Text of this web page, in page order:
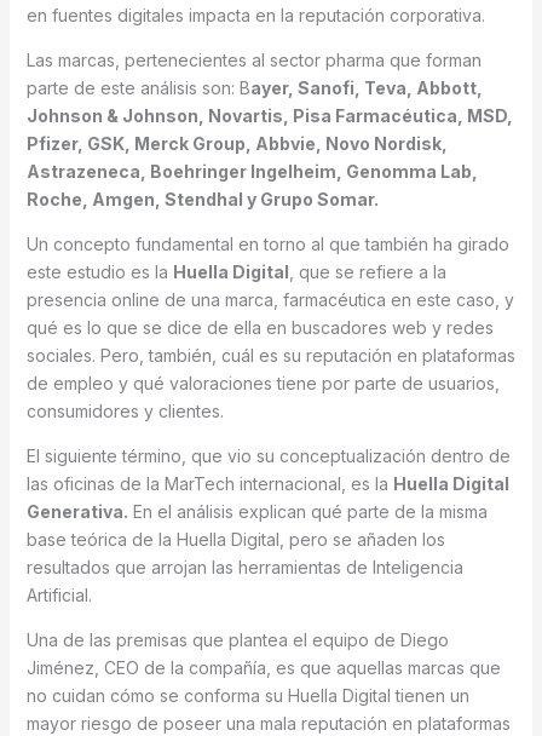
en fuentes digitales impacta en la reputación corporativa.
Las marcas, pertenecientes al sector pharma que forman
parte de este análisis son: Bayer, Sanofi, Teva, Abbott,
Johnson & Johnson, Novartis, Pisa Farmacéutica, MSD,
Pfizer, GSK, Merck Group, Abbvie, Novo Nordisk,
Astrazeneca, Boehringer Ingelheim, Genomma Lab,
Roche, Amgen, Stendhal y Grupo Somar.
Un concepto fundamental en torno al que también ha girado
este estudio es la Huella Digital , que se refiere a la
presencia online de una marca, farmacéutica en este caso, y
qué es lo que se dice de ella en buscadores web y redes
sociales. Pero, también, cuál es su reputación en plataformas
de empleo y qué valoraciones tiene por parte de usuarios,
consumidores y clientes.
El siguiente término, que vio su conceptualización dentro de
las oficinas de la MarTech internacional, es la Huella Digital
Generativa. En el análisis explican qué parte de la misma
base teórica de la Huella Digital, pero se añaden los
resultados que arrojan las herramientas de Inteligencia
Artificial.
Una de las premisas que plantea el equipo de Diego
Jiménez, CEO de la compañía, es que aquellas marcas que
no cuidan cómo se conforma su Huella Digital tienen un
mayor riesgo de poseer una mala reputación en plataformas